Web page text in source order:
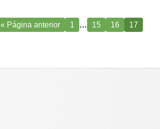
« Página anterior 1 … 15 16 17